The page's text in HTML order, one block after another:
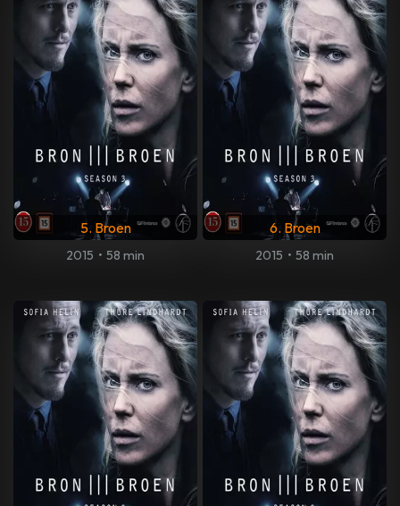
5. Broen
2015 • 58 min
6. Broen
2015 • 58 min